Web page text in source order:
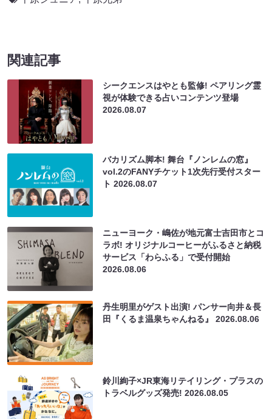
関連記事
シークエンスはやとも監修! ペアリング霊
視が体験できる占いコンテンツ登場
2026.08.07
バカリズム脚本! 舞台『ノンレムの窓』
vol.2のFANYチケット1次先行受付スター
ト2026.08.07
ニューヨーク・嶋佐が地元富士吉田市とコ
ラボ! オリジナルコーヒーがふるさと納税
サービス「わらふる」で受付開始
2026.08.06
丹生明里がゲスト出演! パンサー向井＆長
田『くるま温泉ちゃんねる』2026.08.06
鈴川絢子×JR東海リテイリング・プラスの
トラベルグッズ発売!2026.08.05